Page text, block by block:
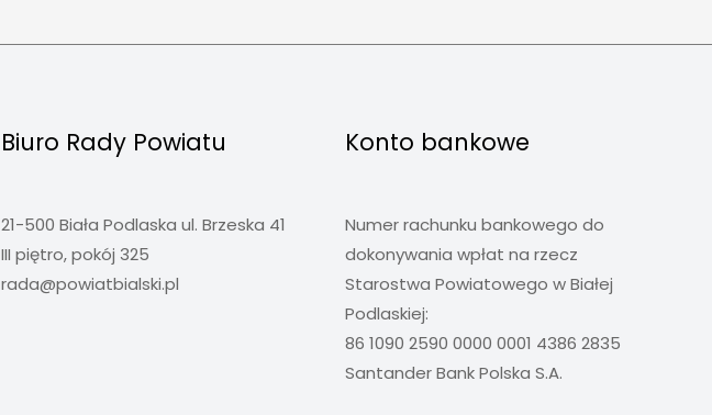
Biuro Rady Powiatu
21-500 Biała Podlaska ul. Brzeska 41
III piętro, pokój 325
rada@powiatbialski.pl
Konto bankowe
Numer rachunku bankowego do
dokonywania wpłat na rzecz
Starostwa Powiatowego w Białej
Podlaskiej:
86 1090 2590 0000 0001 4386 2835
Santander Bank Polska S.A.